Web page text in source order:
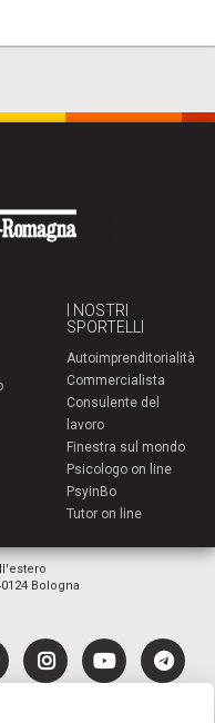
I NOSTRI
SPORTELLI
Autoimprenditorialità
Commercialista
Consulente del
lavoro
Finestra sul mondo
Psicologo on line
PsyinBo
Tutor on line
Bologna